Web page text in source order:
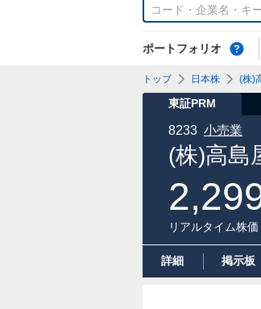
ポートフォリオ
トップ 日本株 (株)
東証PRM
(株)高島
8233 小売業
リアルタイム株価
詳細 掲示板